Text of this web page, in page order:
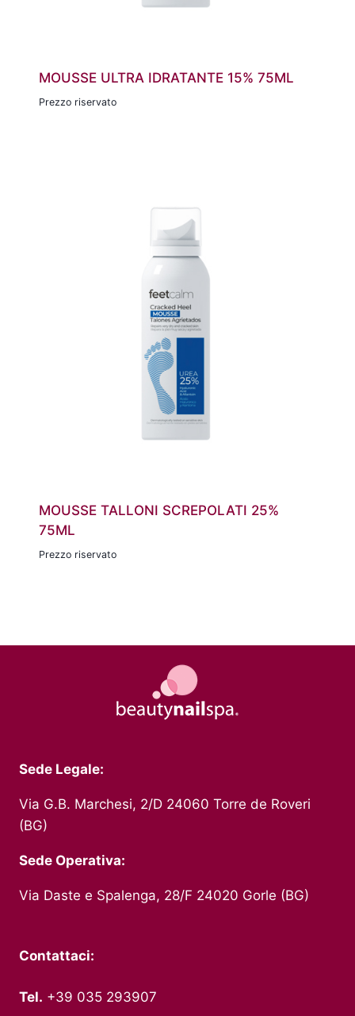
MOUSSE ULTRA IDRATANTE 15% 75ML
Prezzo riservato
MOUSSE TALLONI SCREPOLATI 25%
75ML
Prezzo riservato
Sede Legale:
Via G.B. Marchesi, 2/D 24060 Torre de Roveri
(BG)
Sede Operativa:
Via Daste e Spalenga, 28/F 24020 Gorle (BG)
Contattaci:
Tel. +39 035 293907